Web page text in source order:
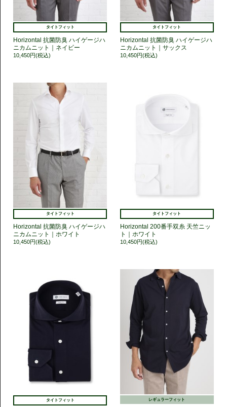
タイトフィット
Horizontal 抗菌防臭 ハイゲージハ
ニカムニット｜ネイビー
10,450円(税込)
タイトフィット
Horizontal 抗菌防臭 ハイゲージハ
ニカムニット｜サックス
10,450円(税込)
タイトフィット
Horizontal 抗菌防臭 ハイゲージハ
ニカムニット｜ホワイト
10,450円(税込)
タイトフィット
Horizontal 200番手双糸 天竺ニッ
ト｜ホワイト
10,450円(税込)
タイトフィット レギュラーフィット